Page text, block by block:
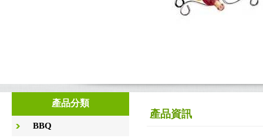
產品分類
BBQ
產品資訊